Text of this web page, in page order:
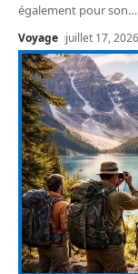
également pour son…
Voyage juillet 17, 2026